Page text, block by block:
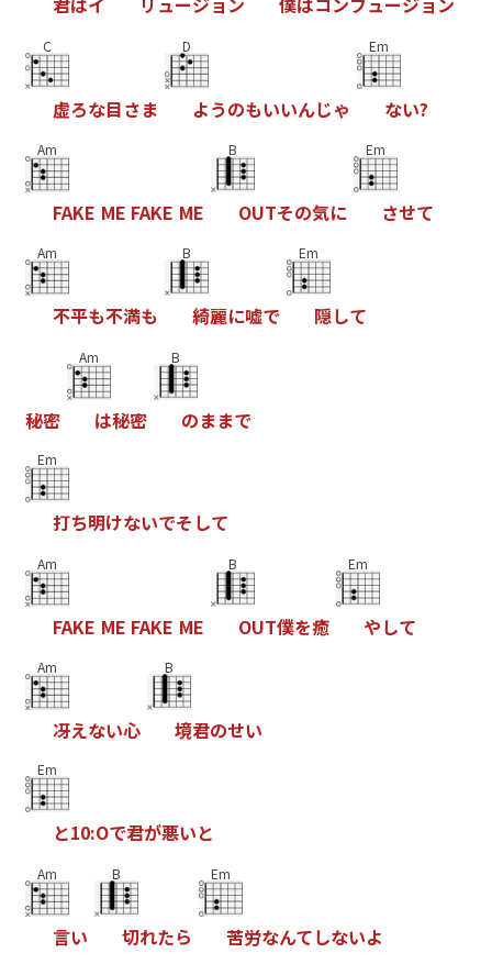
C
虚ろな目さま
D
ようのもいいんじゃ
Em
ない?
Am
FAKE ME FAKE ME
B
OUTその気に
Em
させて
Am
不平も不満も
B
綺麗に嘘で
Em
隠して
秘密
Am
は秘密
B
のままで
Em
打ち明けないでそ して
Am
FAKE ME FAKE ME
B
OUT僕を癒
Em
やして
Am
冴えない心
B
境君のせい
Em
と10:Oで君が悪いと
Am
言い
B
切れたら
Em
苦労なんてしないよ